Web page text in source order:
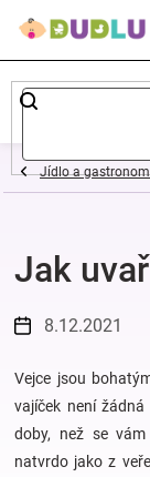
Dětské
a
oblečení
Pokojíček
a
kojenecká
Jídlo a
Jak
8.12.2021
Vejce jsou
vajíček není
doby, než se
natvrdo jako z